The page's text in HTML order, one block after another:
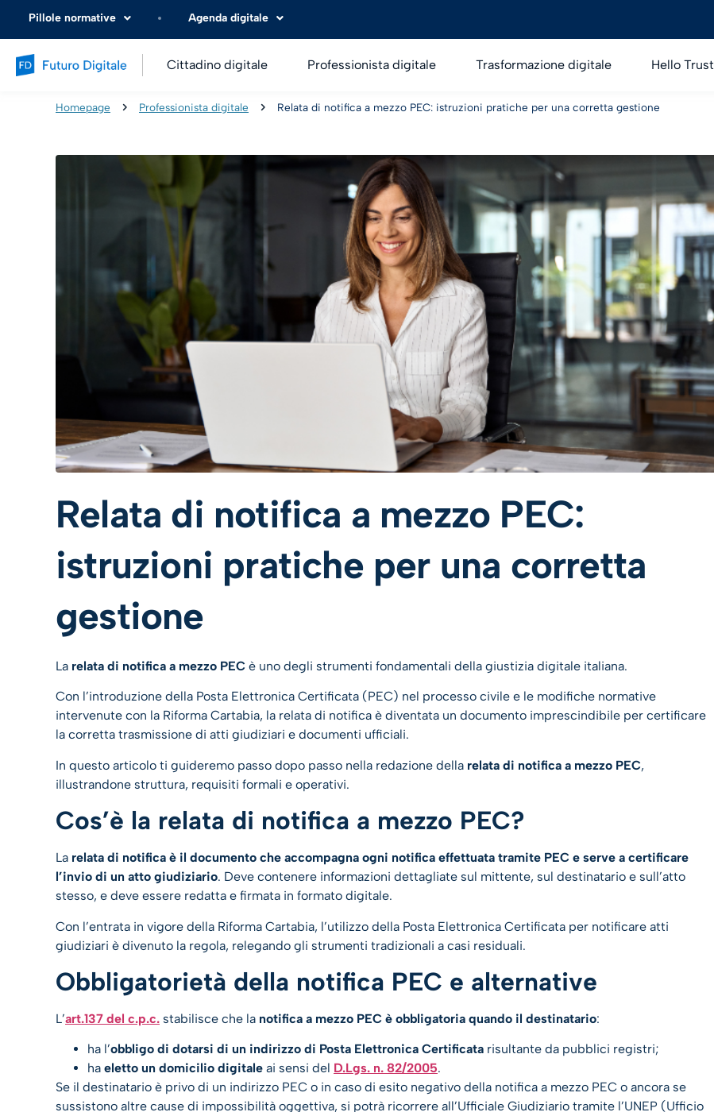
Pillole normative Agenda digitale
Cittadino digitale Professionista digitale Trasformazione digitale Hello Trust
Homepage Professionista digitale Relata di notifica a mezzo PEC: istruzioni pratiche per una corretta gestione
Relata di notifica a mezzo PEC:
istruzioni pratiche per una corretta
gestione
La relata di notifica a mezzo PEC è uno degli strumenti fondamentali della giustizia digitale italiana.
Con l’introduzione della Posta Elettronica Certificata (PEC) nel processo civile e le modifiche normative
intervenute con la Riforma Cartabia, la relata di notifica è diventata un documento imprescindibile per certificare
la corretta trasmissione di atti giudiziari e documenti ufficiali.
In questo articolo ti guideremo passo dopo passo nella redazione della relata di notifica a mezzo PEC,
illustrandone struttura, requisiti formali e operativi.
Cos’è la relata di notifica a mezzo PEC?
La relata di notifica è il documento che accompagna ogni notifica effettuata tramite PEC e serve a certificare
l’invio di un atto giudiziario. Deve contenere informazioni dettagliate sul mittente, sul destinatario e sull’atto
stesso, e deve essere redatta e firmata in formato digitale.
Con l’entrata in vigore della Riforma Cartabia, l’utilizzo della Posta Elettronica Certificata per notificare atti
giudiziari è divenuto la regola, relegando gli strumenti tradizionali a casi residuali.
Obbligatorietà della notifica PEC e alternative
L’art.137 del c.p.c. stabilisce che la notifica a mezzo PEC è obbligatoria quando il destinatario:
ha l’obbligo di dotarsi di un indirizzo di Posta Elettronica Certificata risultante da pubblici registri;
ha eletto un domicilio digitale ai sensi del D.Lgs. n. 82/2005.
Se il destinatario è privo di un indirizzo PEC o in caso di esito negativo della notifica a mezzo PEC o ancora se
sussistono altre cause di impossibilità oggettiva, si potrà ricorrere all’Ufficiale Giudiziario tramite l’UNEP (Ufficio